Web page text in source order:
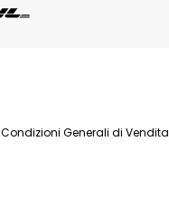
Condizioni Generali di Vendita